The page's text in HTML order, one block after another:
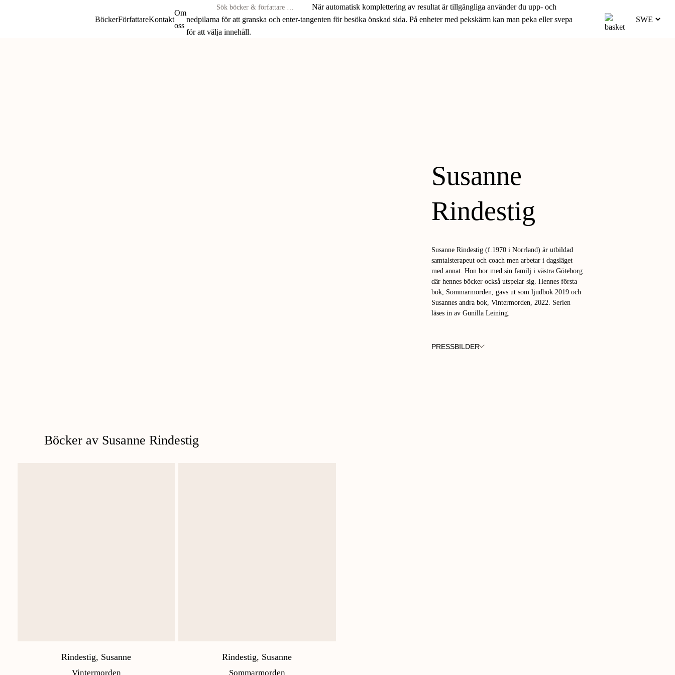
BöckerFörfattareKontakt
Om
oss
böcker
&
När automatisk komplettering av resultat är tillgängliga använder du upp- och
nedpilarna för att granska och enter-tangenten för besöka önskad sida. På enheter med pekskärm kan man peka eller svepa
för att välja innehåll.
Susanne
Rindestig
Susanne Rindestig (f.1970 i Norrland) är utbildad
samtalsterapeut och coach men arbetar i dagsläget
med annat. Hon bor med sin familj i västra Göteborg
där hennes böcker också utspelar sig. Hennes första
bok, Sommarmorden, gavs ut som ljudbok 2019 och
Susannes andra bok, Vintermorden, 2022. Serien
läses in av Gunilla Leining.
PRESSBILDER
Böcker av Susanne Rindestig
Rindestig, Susanne
Vintermorden
Rindestig, Susanne
Sommarmorden